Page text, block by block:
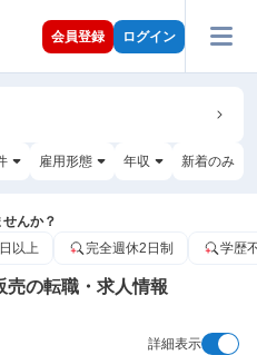
会員登録 ログイン
雇用形態 年収 新着のみ
んか？
以上 完全週休2日制 学歴
売の転職・求人情報
詳細表示